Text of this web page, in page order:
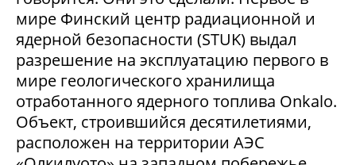
мире Финский центр радиационной и
ядерной безопасности (STUK) выдал
разрешение на эксплуатацию первого в
мире геологического хранилища
отработанного ядерного топлива Onkalo.
Объект, строившийся десятилетиями,
расположен на территории АЭС